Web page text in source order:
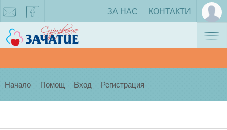
facebook
ЗА НАС КОНТАКТИ
Начало Помощ Вход Регистрация